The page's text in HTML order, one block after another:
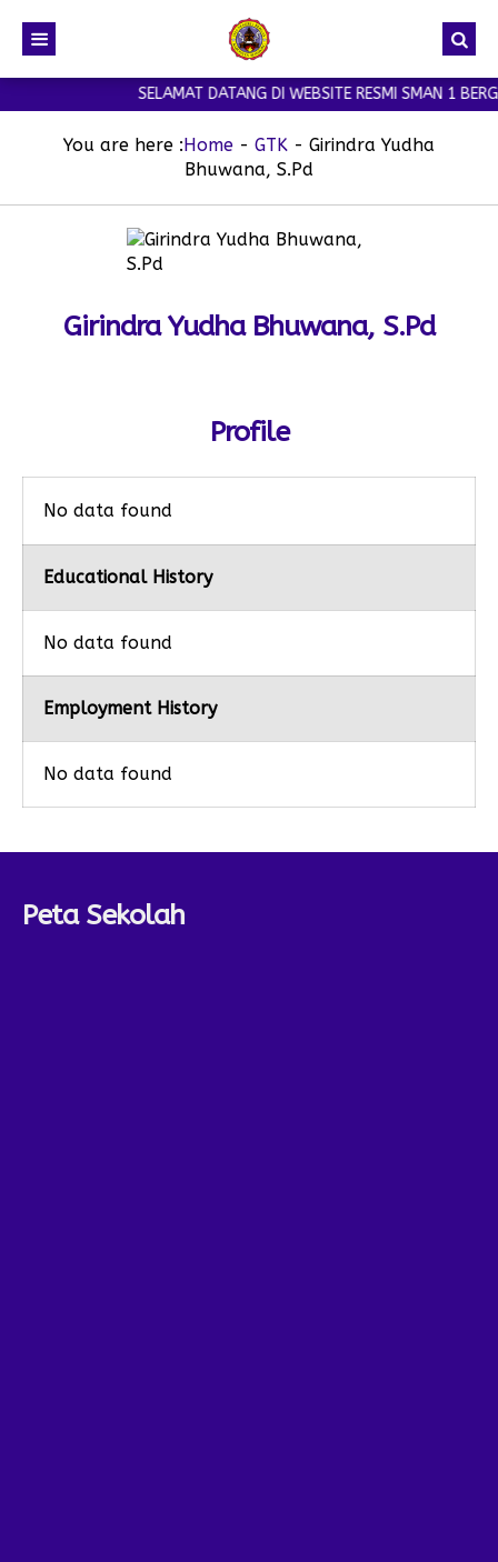
SELAMAT DATANG DI WEBSITE RESMI SMAN 1
You are here :Home - GTK - Girindra Yudha
Bhuwana, S.Pd
Girindra Yudha Bhuwana, S.Pd
Profile
No data found
Educational History
No data found
Employment History
No data found
Peta Sekolah